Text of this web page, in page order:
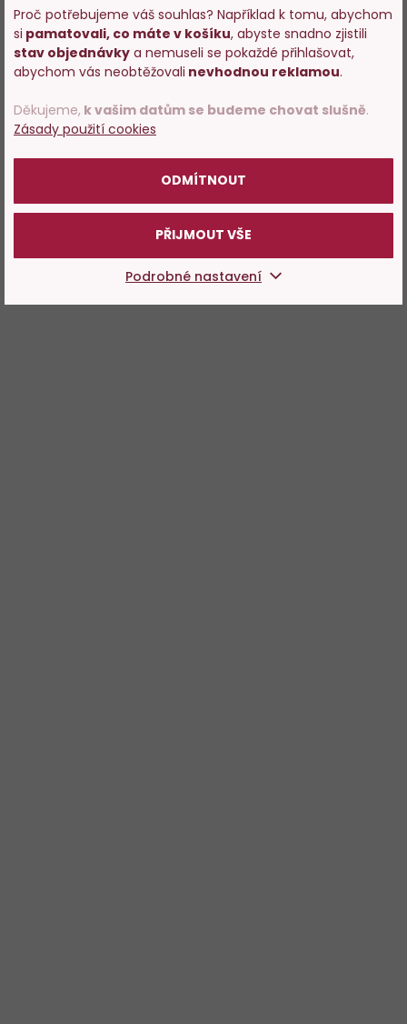
Proč potřebujeme váš souhlas? Například k tomu, abychom
si pamatovali, co máte v košíku, abyste snadno zjistili
stav objednávky a nemuseli se pokaždé přihlašovat,
abychom vás neobtěžovali nevhodnou reklamou.
Děkujeme, k vašim datům se budeme chovat slušně.
Zásady použití cookies
ODMÍTNOUT
PŘIJMOUT VŠE
Podrobné nastavení
Vstupujete na stránky
s prodejem alkoholu. Prosím